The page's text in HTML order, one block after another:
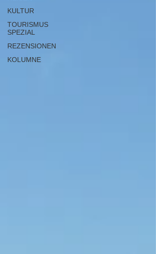
KULTUR
TOURISMUS
SPEZIAL
REZENSIONEN
KOLUMNE